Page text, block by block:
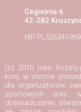
Cegielnia 6
42-282
NIP
Od 2010 roku
koni, w ofercie
dla organizatorów
sportowych oraz
doświadczenie,